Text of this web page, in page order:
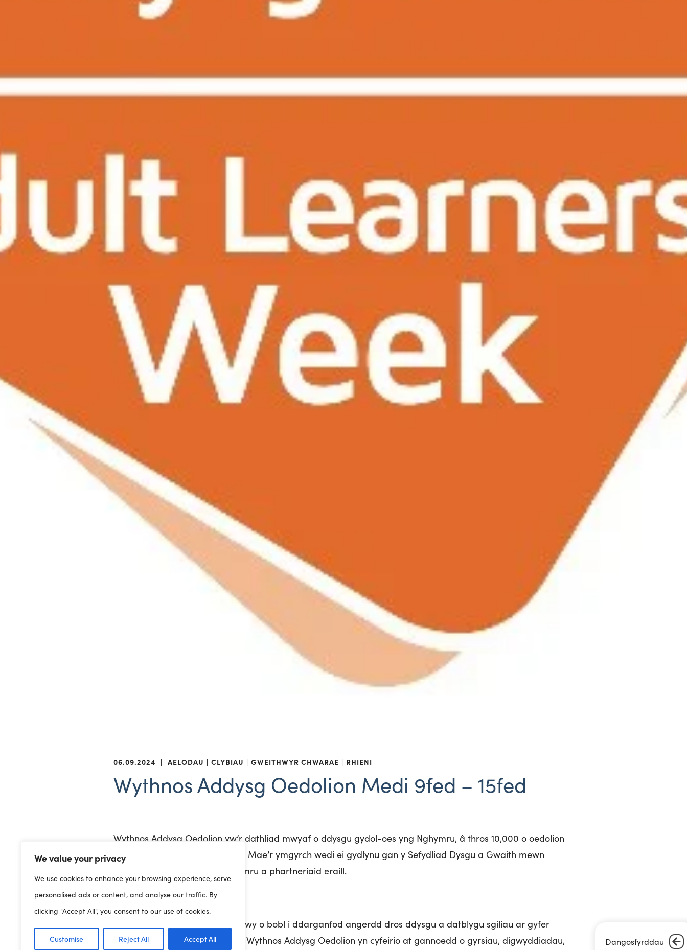
We value your privacy
We use cookies to enhance your browsing experience, serve
personalised ads or content, and analyse our traffic. By
clicking "Accept All", you consent to our use of cookies.
Customise Reject All Accept All Dangosfyrddau
06.09.2024 | AELODAU CLYBIAU GWEITHWYR CHWARAE RHIENI
Wythnos Addysg Oedolion Medi 9fed – 15fed
Wythnos Addysg Oedolion yw’r dathliad mwyaf o ddysgu gydol-oes yng Nghymru, â thros 10,000 o oedolion
yn cymryd rhan bob blwyddyn. Mae’r ymgyrch wedi ei gydlynu gan y Sefydliad Dysgu a Gwaith mewn
partneriaeth â Llywodraeth Cymru a phartneriaid eraill.
Nod yr ymgyrch yw ysbrydoli mwy o bobl i ddarganfod angerdd dros ddysgu a datblygu sgiliau ar gyfer
bywyd a thrwy gydol oes. Bydd Wythnos Addysg Oedolion yn cyfeirio at gannoedd o gyrsiau, digwyddiadau,